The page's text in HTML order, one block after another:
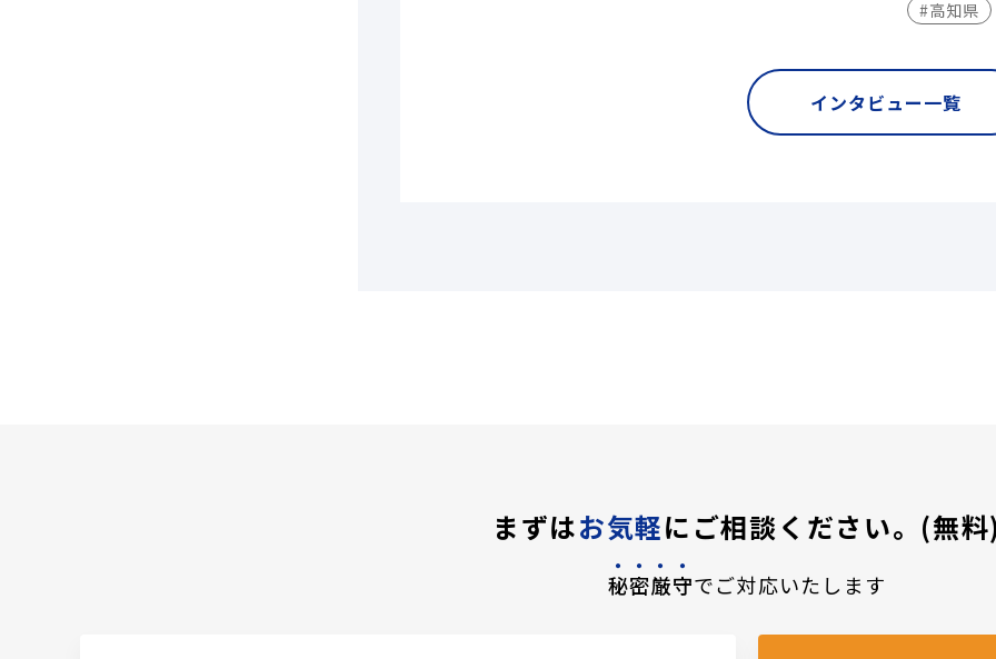
#高知県
インタビュー一覧
まずはお気軽にご相談ください。(無
秘密厳守でご対応いたします